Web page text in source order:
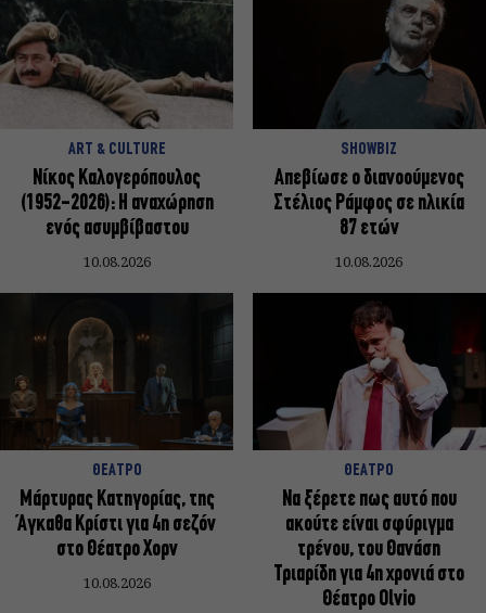
ART & CULTURE
Nίκος Καλογερόπουλος
(1952-2026): Η αναχώρηση
ενός ασυμβίβαστου
10.08.2026
SHOWBIZ
Απεβίωσε ο διανοούμενος
Στέλιος Ράμφος σε ηλικία
87 ετών
10.08.2026
ΘΕΑΤΡΟ
Μάρτυρας Κατηγορίας, της
Άγκαθα Κρίστι για 4η σεζόν
στο Θέατρο Χορν
10.08.2026
ΘΕΑΤΡΟ
Να ξέρετε πως αυτό που
ακούτε είναι σφύριγμα
τρένου, του Θανάση
Τριαρίδη για 4η χρονιά στο
Θέατρο Olvio